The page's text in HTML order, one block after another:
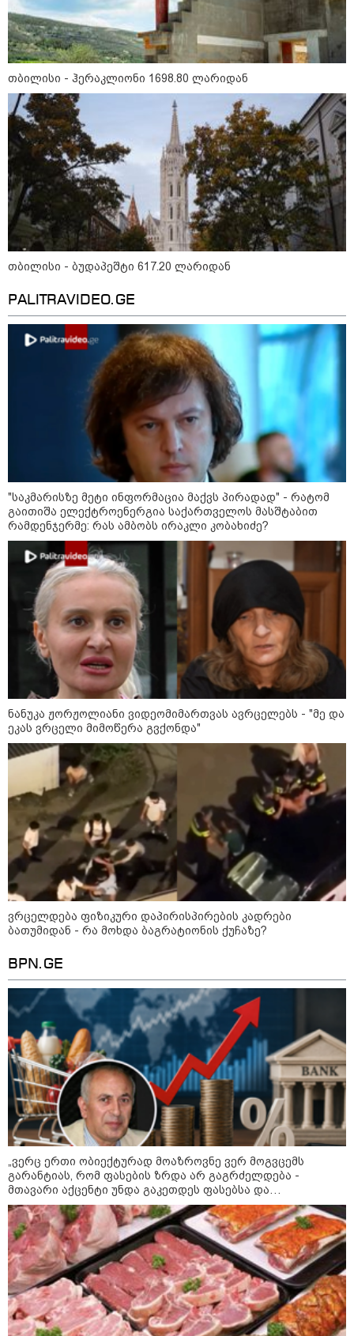
13:15 / 08-08-2026
უძველესი სენი და ეპიდემია: აშშ-ში
ერთდროულად კეთრს და ნაწლავურ
ინფექციას ებრძვიან - რა უნდა ვიცოდეთ
და რამდენად სახიფათოა
23:40 / 07-08-2026
იტალიამ ყველა ქალაქში
განგაშის წითელი დონე
22:45 / 07-08-2026
14 წლის მოზარდმა საკუთარი
პაპა და ბებია მოკლა, შემდეგ კი
სკოლაში ცეცხლი გახსნა - რა
დეტალები ხდება ცნობილი
ბანგკოკში მომხდარი
ტრაგედიიდან
13:24 / 07-08-2026
ევროპაში საწვავის ფასები
მკვეთრად შეიცვალა - რომელ
ქვეყნებშია ბენზინი ყველაზე
ძვირი და ყველაზე იაფი
09:52 / 07-08-2026
"რაკეტები ჩვენც გვჭირდება" -
დონალდ ტრამპი უკრაინისთვის
Patriot-ის რაკეტების გაგზავნაზე
კატეგორიის ყველა სიახლე
„ვერც ერთი ობიექტურად
მოაზროვნე ვერ მოგვცემს
გარანტიას, რომ ფასების ზრდა არ
გაგრძელდება - მთავარი აქცენტი
უნდა გაკეთდეს ფასებსა და
შემოსავლებს შორის არსებულ
განსხვავდება თუ არა
სუპერმარკეტსა და ბაზარში
მსოფლიო სასიცოცხლოდ
მნიშვნელოვანი პროდუქტის
დეფიციტის წინაშე დგას
Faceამბები
თბილისი - ჰერაკლიონი 1698.80 ლარიდან
თბილისი - ბუდაპეშტი 617.20 ლარიდან
PALITRAVIDEO.GE
"საკმარისზე მეტი ინფორმაცია მაქვს პირადად" - რატომ
გაითიშა ელექტროენერგია საქართველოს მასშტაბით
რამდენჯერმე: რას ამბობს ირაკლი კობახიძე?
ნანუკა ჟორჟოლიანი ვიდეომიმართვას ავრცელებს - "მე და
ეკას ვრცელი მიმოწერა გვქონდა"
ვრცელდება ფიზიკური დაპირისპირების კადრები
ბათუმიდან - რა მოხდა ბაგრატიონის ქუჩაზე?
BPN.GE
„ვერც ერთი ობიექტურად მოაზროვნე ვერ მოგვცემს
გარანტიას, რომ ფასების ზრდა არ გაგრძელდება -
მთავარი აქცენტი უნდა გაკეთდეს ფასებსა და
შემოსავლებს შორის არსებულ ისტორიულ შეჯიბრებაზე“